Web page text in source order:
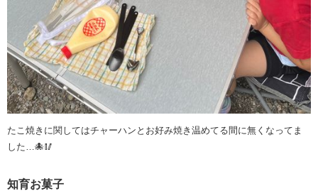
たこ焼きに関してはチャーハンとお好み焼き温めてる間に無くなってま
した…🐙🥢
知育お菓子